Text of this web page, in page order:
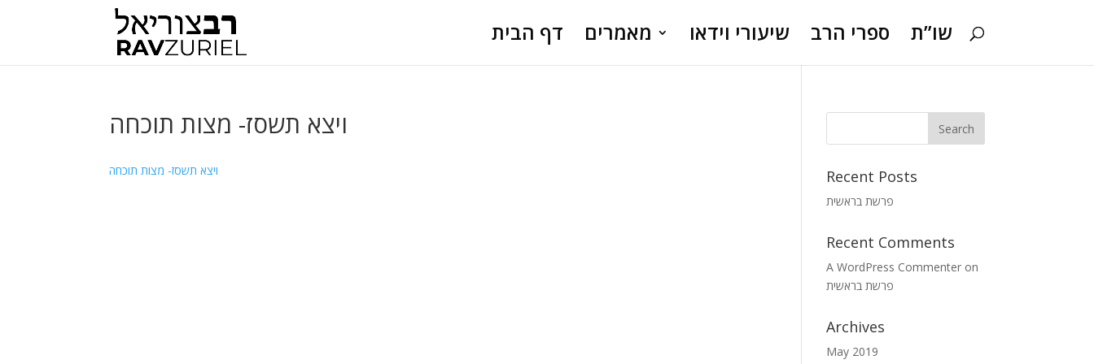
דף הבית מאמרים שיעורי וידאו ספרי הרב שו”ת
ויצא תשסז- מצות תוכחה
ויצא תשסז- מצות תוכחה Recent Posts
פרשת בראשית
Recent Comments
A WordPress Commenter on
פרשת בראשית
Archives
May 2019